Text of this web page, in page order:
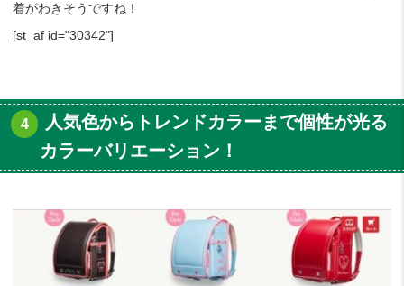
着がわきそうですね！
[st_af id="30342"]
人気色からトレンドカラーまで個性が光る
カラーバリエーション！